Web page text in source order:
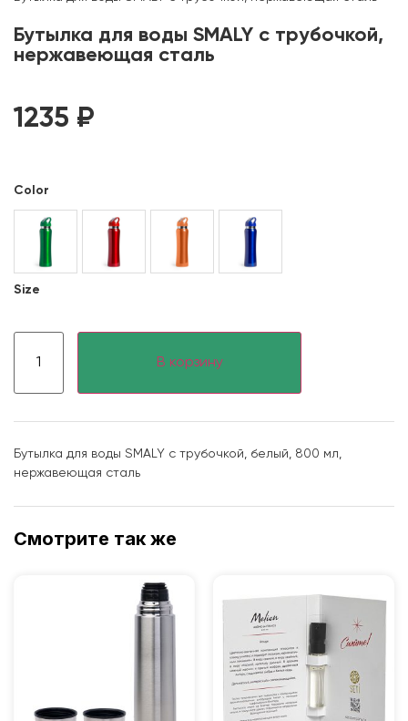
Бутылка для воды SMALY с трубочкой,
нержавеющая сталь
1235 ₽
Color
Size
В корзину
Бутылка для воды SMALY с трубочкой, белый, 800 мл,
нержавеющая сталь
Смотрите так же